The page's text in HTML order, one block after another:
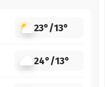
23°/13°
24°/13°